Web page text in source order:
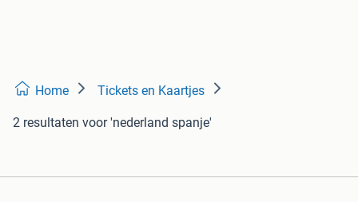
Home Tickets en Kaartjes
2 resultaten voor 'nederland spanje'